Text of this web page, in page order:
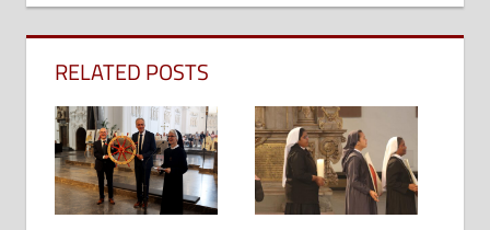
RELATED POSTS